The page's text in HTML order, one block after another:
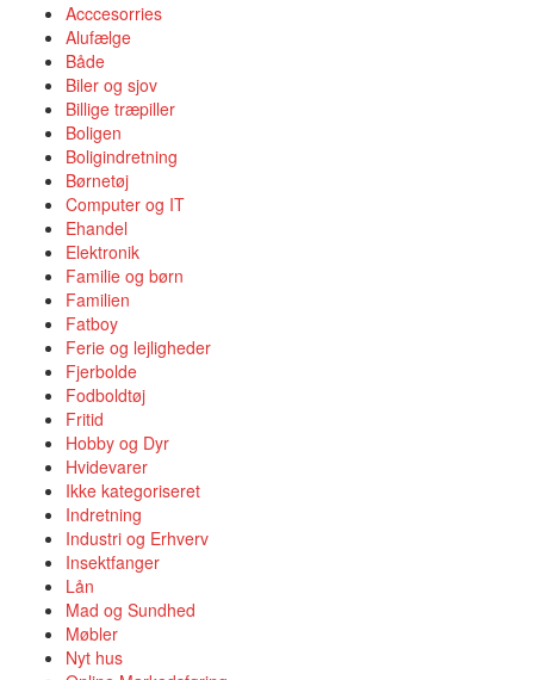
Acccesorries
Alufælge
Både
Biler og sjov
Billige træpiller
Boligen
Boligindretning
Børnetøj
Computer og IT
Ehandel
Elektronik
Familie og børn
Familien
Fatboy
Ferie og lejligheder
Fjerbolde
Fodboldtøj
Fritid
Hobby og Dyr
Hvidevarer
Ikke kategoriseret
Indretning
Industri og Erhverv
Insektfanger
Lån
Mad og Sundhed
Møbler
Nyt hus